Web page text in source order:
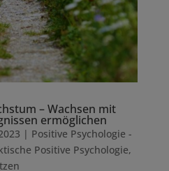
– Wachsen mit
ermöglichen
| Positive Psychologie -
Positive Psychologie,